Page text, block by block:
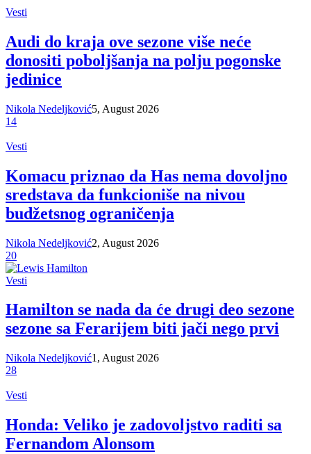
Vesti
Audi do kraja ove sezone više neće
donositi poboljšanja na polju pogonske
jedinice
Nikola Nedeljković5, August 2026
14
Vesti
Komacu priznao da Has nema dovoljno
sredstava da funkcioniše na nivou
budžetsnog ograničenja
Nikola Nedeljković2, August 2026
20
Vesti
Hamilton se nada da će drugi deo sezone
sezone sa Ferarijem biti jači nego prvi
Nikola Nedeljković1, August 2026
28
Vesti
Honda: Veliko je zadovoljstvo raditi sa
Fernandom Alonsom